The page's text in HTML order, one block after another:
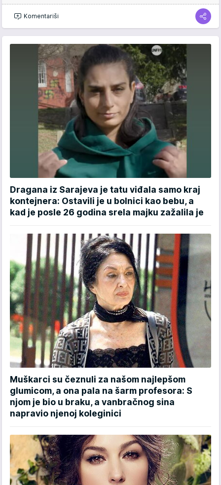
Komentariši
Dragana iz Sarajeva je tatu viđala samo kraj
kontejnera: Ostavili je u bolnici kao bebu, a
kad je posle 26 godina srela majku zažalila je
Muškarci su čeznuli za našom najlepšom
glumicom, a ona pala na šarm profesora: S
njom je bio u braku, a vanbračnog sina
napravio njenoj koleginici